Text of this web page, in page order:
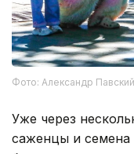
Фото: Александр
Уже через
саженцы и семена